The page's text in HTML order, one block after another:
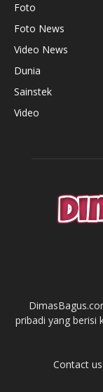
Foto
Foto News
Video News
Dunia
Sainstek
Video
pribadi yang berisi
Contact us: